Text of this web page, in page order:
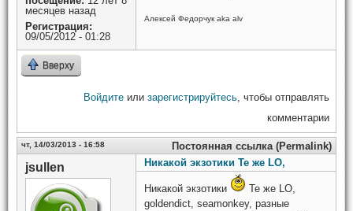
месяцев назад
Регистрация:
09/05/2012 - 01:28
Алексей Федорчук aka alv
Вверху
Войдите или зарегистрируйтесь , чтобы отправлять
комментарии
чт, 14/03/2013 - 16:58 Постоянная ссылка (Permalink)
jsullen Никакой экзотики Те же LO,
Никакой экзотики
Те же LO,
goldendict, seamonkey, разные